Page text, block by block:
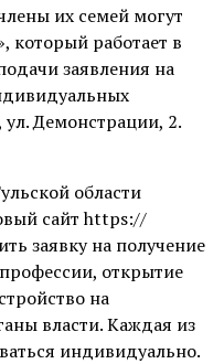
их семей могут
который работает в
заявления на
Демонстрации, 2.
области
сайт https://
заявку на получение
открытие
на
власти. Каждая из
индивидуально.